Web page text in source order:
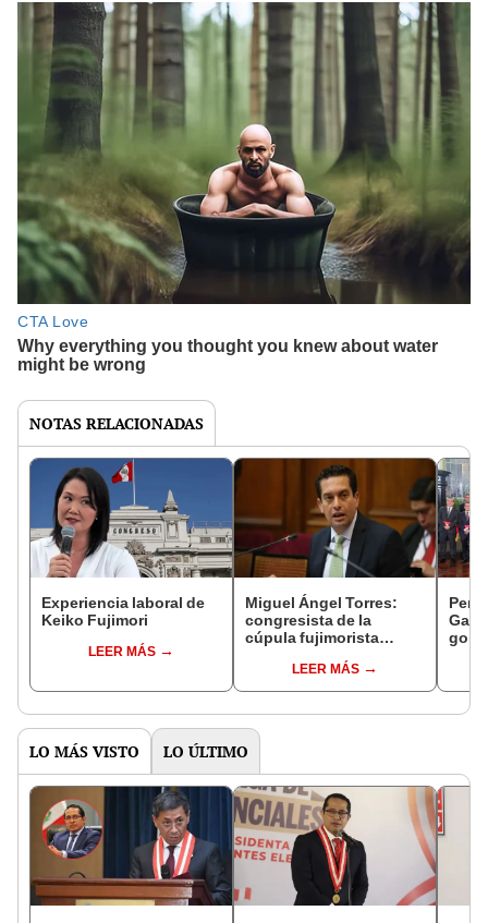
NOTAS RELACIONADAS
Experiencia laboral de
Keiko Fujimori
LEER MÁS
Miguel Ángel Torres:
congresista de la
cúpula fujimorista
del SenadoLEER MÁS
LO MÁS VISTO LO ÚLTIMO